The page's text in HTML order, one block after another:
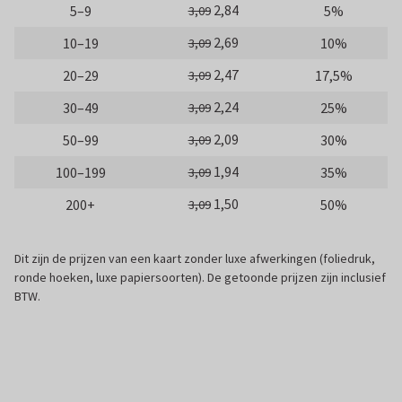
5–9
3,09 2,84
5%
10–19
3,09 2,69
10%
20–29
3,09 2,47
17,5%
30–49
3,09 2,24
25%
50–99
3,09 2,09
30%
100–199
3,09 1,94
35%
200+
3,09 1,50 50%
Dit zijn de prijzen van een kaart zonder luxe afwerkingen (foliedruk,
ronde hoeken, luxe papiersoorten). De getoonde prijzen zijn inclusief
BTW.